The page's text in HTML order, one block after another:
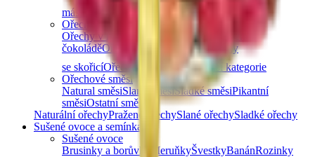
másla a pasty
Další kategorie
Ořechy v čokoládě
Ořechy v hořké čokoládě
Ořechy v mléčné
čokoláděOřechy v bílé čokoláděOřechy
se skořicíOřechy v tiramisu
Další kategorie
Ořechové směsi
Natural směsiSlané směsiSladké směsiPikantní
směsiOstatní směsi
Naturální ořechyPražené ořechySlané ořechySladké ořechy
Sušené ovoce a semínka
Sušené ovoce
Brusinky a borůvky
MeruňkyŠvestkyBanánRozinky